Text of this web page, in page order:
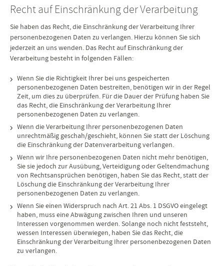
Recht auf Einschränkung der Verarbeitung
Sie haben das Recht, die Einschränkung der Verarbeitung Ihrer
personenbezogenen Daten zu verlangen. Hierzu können Sie sich
jederzeit an uns wenden. Das Recht auf Einschränkung der
Verarbeitung besteht in folgenden Fällen:
Wenn Sie die Richtigkeit Ihrer bei uns gespeicherten
personenbezogenen Daten bestreiten, benötigen wir in der Regel
Zeit, um dies zu überprüfen. Für die Dauer der Prüfung haben Sie
das Recht, die Einschränkung der Verarbeitung Ihrer
personenbezogenen Daten zu verlangen.
Wenn die Verarbeitung Ihrer personenbezogenen Daten
unrechtmäßig geschah/geschieht, können Sie statt der Löschung
die Einschränkung der Datenverarbeitung verlangen.
Wenn wir Ihre personenbezogenen Daten nicht mehr benötigen,
Sie sie jedoch zur Ausübung, Verteidigung oder Geltendmachung
von Rechtsansprüchen benötigen, haben Sie das Recht, statt der
Löschung die Einschränkung der Verarbeitung Ihrer
personenbezogenen Daten zu verlangen.
Wenn Sie einen Widerspruch nach Art. 21 Abs. 1 DSGVO eingelegt
haben, muss eine Abwägung zwischen Ihren und unseren
Interessen vorgenommen werden. Solange noch nicht feststeht,
wessen Interessen überwiegen, haben Sie das Recht, die
Einschränkung der Verarbeitung Ihrer personenbezogenen Daten
zu verlangen.